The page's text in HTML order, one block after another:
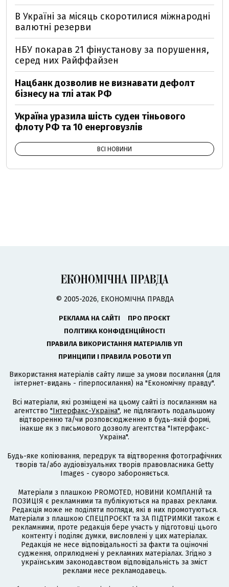
В Україні за місяць скоротилися міжнародні
валютні резерви
НБУ покарав 21 фінустанову за порушення,
серед них Райффайзен
Нацбанк дозволив не визнавати дефолт
бізнесу на тлі атак РФ
Україна уразила шість суден тіньового
флоту РФ та 10 енерговузлів
ВСІ НОВИНИ
© 2005-2026, ЕКОНОМІЧНА ПРАВДА
РЕКЛАМА НА САЙТІ
ПРО ПРОЄКТ
ПОЛІТИКА КОНФІДЕНЦІЙНОСТІ
ПРАВИЛА ВИКОРИСТАННЯ МАТЕРІАЛІВ УП
ПРИНЦИПИ І ПРАВИЛА РОБОТИ УП
Використання матеріалів сайту лише за умови посилання (для
інтернет-видань - гіперпосилання) на "Економічну правду".
Всі матеріали, які розміщені на цьому сайті із посиланням на
агентство "Інтерфакс-Україна", не підлягають подальшому
відтворенню та/чи розповсюдженню в будь-якій формі,
інакше як з письмового дозволу агентства "Інтерфакс-
Україна".
Будь-яке копіювання, передрук та відтворення фотографічних
творів та/або аудіовізуальних творів правовласника Getty
Images - суворо забороняється.
Матеріали з плашкою PROMOTED, НОВИНИ КОМПАНІЙ та
ПОЗИЦІЯ є рекламними та публікуються на правах реклами.
Редакція може не поділяти погляди, які в них промотуються.
Матеріали з плашкою СПЕЦПРОЄКТ та ЗА ПІДТРИМКИ також є
рекламними, проте редакція бере участь у підготовці цього
контенту і поділяє думки, висловлені у цих матеріалах.
Редакція не несе відповідальності за факти та оціночні
судження, оприлюднені у рекламних матеріалах. Згідно з
українським законодавством відповідальність за зміст
реклами несе рекламодавець.